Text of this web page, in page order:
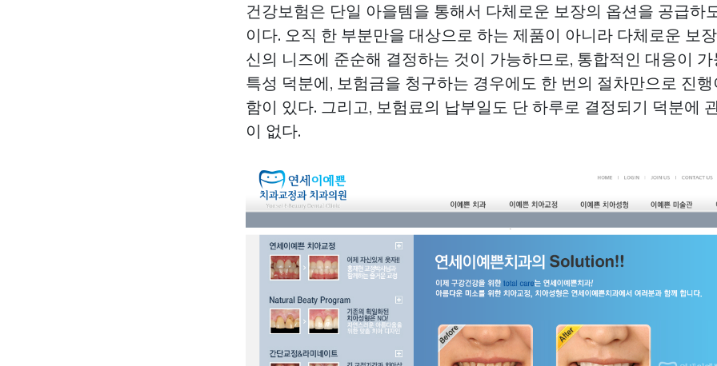
건강보험은 단일 아을템을 통해서 다체로운 보장의 옵션을 공급하
이다. 오직 한 부분만을 대상으로 하는 제품이 아니라 다체로운 보
신의 니즈에 준순해 결정하는 것이 가능하므로, 통합적인 대응이
특성 덕분에, 보험금을 청구하는 경우에도 한 번의 절차만으로 진
함이 있다. 그리고, 보험료의 납부일도 단 하루로 결정되기 덕분에
이 없다.